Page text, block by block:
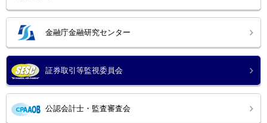
金融庁金融研究センター
証券取引等監視委員会
公認会計士・監査審査会